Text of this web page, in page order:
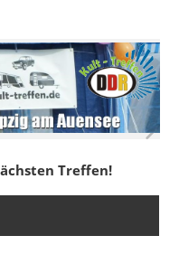
Treffen!